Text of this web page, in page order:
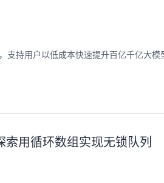
持用户以低成本快速提升百亿千亿大模
用循环数组实现无锁队列